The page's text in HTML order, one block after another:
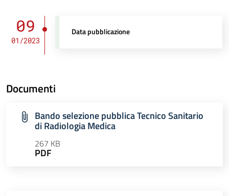
09
01/2023
Data pubblicazione
Documenti
Bando selezione pubblica Tecnico Sanitario
di Radiologia Medica
267 KB
PDF